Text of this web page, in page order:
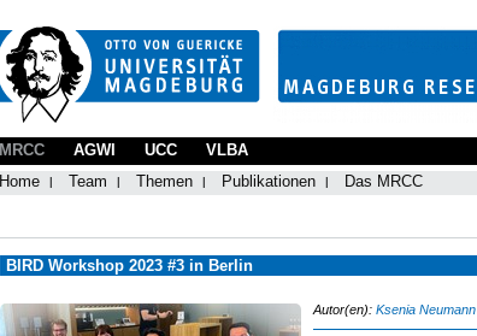
MRCC
Home
Team Themen Publikationen Das MRCC
AGWI UCC VLBA
BIRD Workshop 2023 #3 in Berlin
Autor(en): Ksenia Neumann